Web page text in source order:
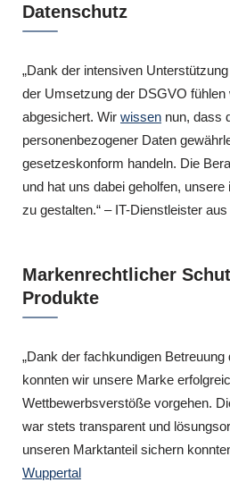
Datenschutz
„Dank der intensiven
der Umsetzung der DSGVO fühlen
abgesichert. Wir wissen nun, dass
personenbezogener Daten
gesetzeskonform handeln. Die
und hat uns dabei geholfen,
zu gestalten.“ – IT-Dienstleister aus
Markenrechtlicher
Produkte
„Dank der fachkundigen
konnten wir unsere Marke
Wettbewerbsverstöße vorgehen.
war stets transparent und
unseren Marktanteil sichern
Wuppertal